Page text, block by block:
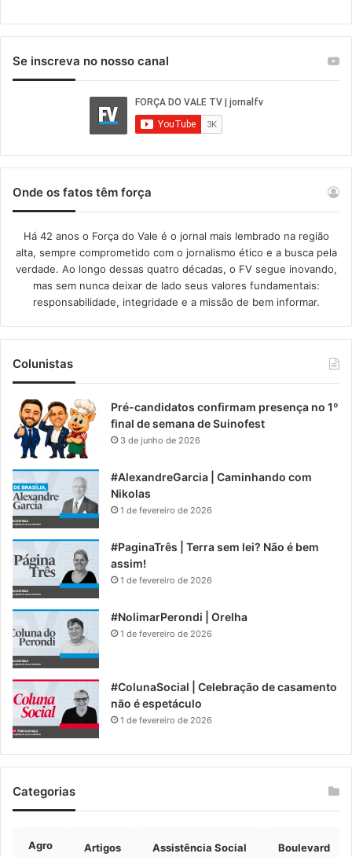
Se inscreva no nosso canal
Onde os fatos têm força
Há 42 anos o Força do Vale é o jornal mais lembrado na região
alta, sempre comprometido com o jornalismo ético e a busca pela
verdade. Ao longo dessas quatro décadas, o FV segue inovando,
mas sem nunca deixar de lado seus valores fundamentais:
responsabilidade, integridade e a missão de bem informar.​
Colunistas
Pré-candidatos confirmam presença no 1º
final de semana de Suinofest
3 de junho de 2026
#AlexandreGarcia | Caminhando com
Nikolas
1 de fevereiro de 2026
#PaginaTrês | Terra sem lei? Não é bem
assim!
1 de fevereiro de 2026
#NolimarPerondi | Orelha
1 de fevereiro de 2026
#ColunaSocial | Celebração de casamento
não é espetáculo
1 de fevereiro de 2026
Categorias
Agro Artigos Assistência Social Boulevard